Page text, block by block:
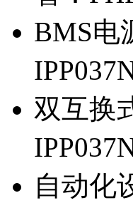
BMS电
双互换
自动化